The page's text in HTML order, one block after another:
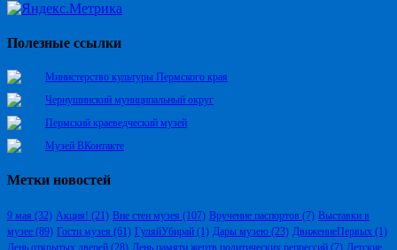
Полезные ссылки
Министерство культуры Пермского края
Чернушинский муниципальный округ
Пермский краеведческий музей
Музей ВКонтакте
Метки новостей
9 мая (32) Акция! (21) Вне стен музея (107) Вручение паспортов (7) Выставки в
музее (89) Гости музея (61) ГуляйУбирай (1) Дары музею (23) ДвижениеПервых (1)
День открытых дверей (28) День памяти жертв политических репрессий (7) Детские